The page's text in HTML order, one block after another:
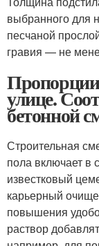
выбранного для
песчаной
гравия — не
улице.
бетонной
Строительная
пола включает в
известковый
карьерный
повышения
раствор